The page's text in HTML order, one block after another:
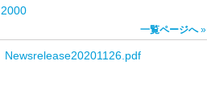
2000
一覧ページへ»
Newsrelease20201126.pdf